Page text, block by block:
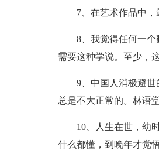
7、在艺术作品中
8、我觉得任何一
需要这种学说。至少，
9、中国人消极避
总是不大正常的。林语
10、人生在世，幼
什么都懂，到晚年才觉